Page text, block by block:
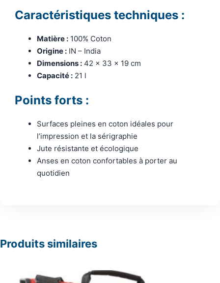
Caractéristiques techniques :
Matière : 100% Coton
Origine : IN – India
Dimensions : 42 x 33 x 19 cm
Capacité : 21 l
Points forts :
Surfaces pleines en coton idéales pour
l’impression et la sérigraphie
Jute résistante et écologique
Anses en coton confortables à porter au
quotidien
Produits similaires